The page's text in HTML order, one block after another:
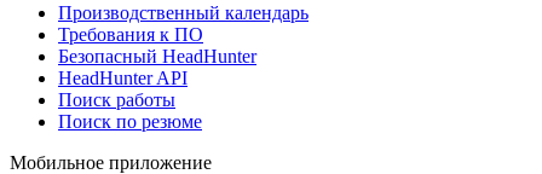
Производственный календарь
Требования к ПО
Безопасный HeadHunter
HeadHunter API
Поиск работы
Поиск по резюме
Мобильное приложение